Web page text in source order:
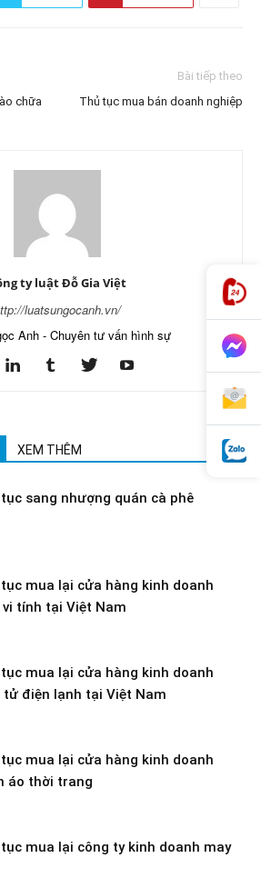
chữa
Bài tiếp theo
Thủ tục mua bán doanh nghiệp
ty luật Đỗ Gia Việt
luatsungocanh.vn/
Anh - Chuyên tư vấn hình sự
XEM THÊM
sang nhượng quán cà phê
mua lại cửa hàng kinh doanh
vi tính tại Việt Nam
mua lại cửa hàng kinh doanh
tử điện lạnh tại Việt Nam
mua lại cửa hàng kinh doanh
áo thời trang
mua lại công ty kinh doanh may